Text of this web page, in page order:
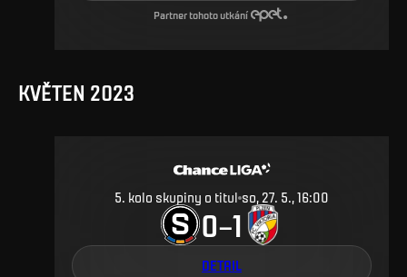
Partner tohoto utkání
KVĚTEN 2023
5. kolo skupiny o titul so, 27. 5., 16:00
0–1
DETAIL